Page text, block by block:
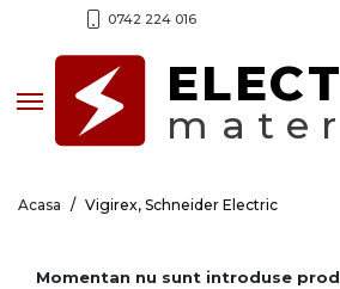
0742 224 016
Toggle navigation
Acasa Vigirex, Schneider Electric
Momentan nu sunt introduse